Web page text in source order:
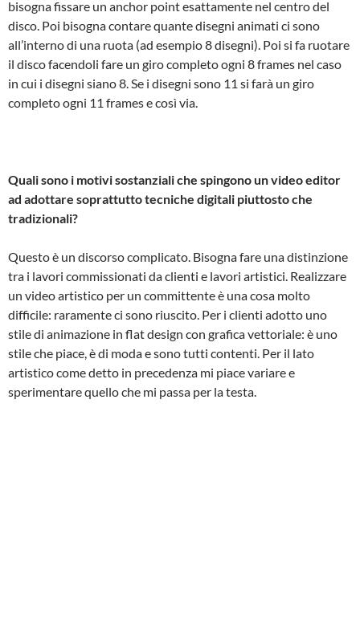
bisogna fissare un anchor point esattamente nel centro del
disco. Poi bisogna contare quante disegni animati ci sono
all’interno di una ruota (ad esempio 8 disegni). Poi si fa ruotare
il disco facendoli fare un giro completo ogni 8 frames nel caso
in cui i disegni siano 8. Se i disegni sono 11 si farà un giro
completo ogni 11 frames e così via.
Quali sono i motivi sostanziali che spingono un video editor
ad adottare soprattutto tecniche digitali piuttosto che
tradizionali?
Questo è un discorso complicato. Bisogna fare una distinzione
tra i lavori commissionati da clienti e lavori artistici. Realizzare
un video artistico per un committente è una cosa molto
difficile: raramente ci sono riuscito. Per i clienti adotto uno
stile di animazione in flat design con grafica vettoriale: è uno
stile che piace, è di moda e sono tutti contenti. Per il lato
artistico come detto in precedenza mi piace variare e
sperimentare quello che mi passa per la testa.